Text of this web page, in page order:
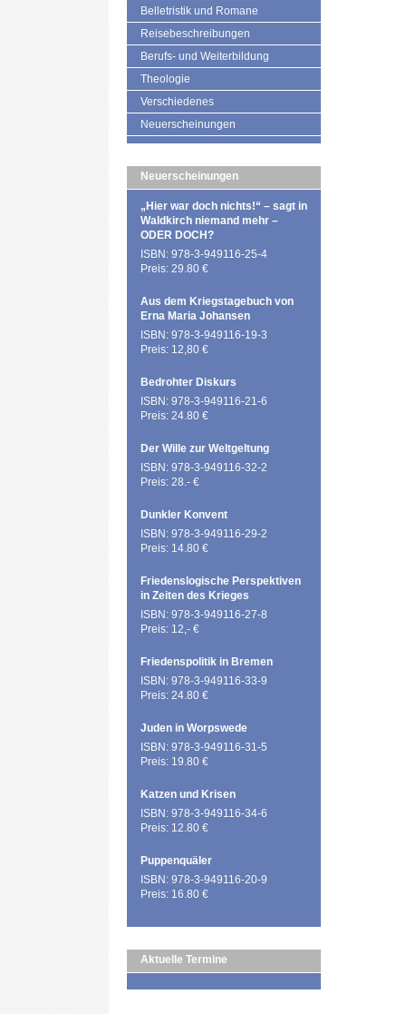
Belletristik und Romane
Reisebeschreibungen
Berufs- und Weiterbildung
Theologie
Verschiedenes
Neuerscheinungen
Neuerscheinungen
„Hier war doch nichts!“ – sagt in
Waldkirch niemand mehr –
ODER DOCH?
ISBN: 978-3-949116-25-4
Preis: 29.80 €
Aus dem Kriegstagebuch von
Erna Maria Johansen
ISBN: 978-3-949116-19-3
Preis: 12,80 €
Bedrohter Diskurs
ISBN: 978-3-949116-21-6
Preis: 24.80 €
Der Wille zur Weltgeltung
ISBN: 978-3-949116-32-2
Preis: 28.- €
Dunkler Konvent
ISBN: 978-3-949116-29-2
Preis: 14.80 €
Friedenslogische Perspektiven
in Zeiten des Krieges
ISBN: 978-3-949116-27-8
Preis: 12,- €
Friedenspolitik in Bremen
ISBN: 978-3-949116-33-9
Preis: 24.80 €
Juden in Worpswede
ISBN: 978-3-949116-31-5
Preis: 19.80 €
Katzen und Krisen
ISBN: 978-3-949116-34-6
Preis: 12.80 €
Puppenquäler
ISBN: 978-3-949116-20-9
Preis: 16.80 €
Aktuelle Termine